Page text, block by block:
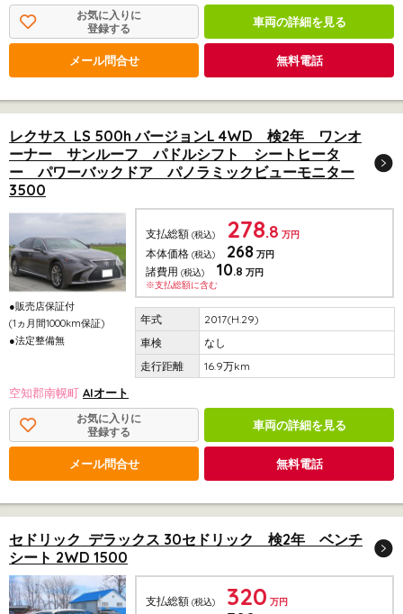
お気に入りに
登録する
車両の詳細を見る
メール問合せ 無料電話
レクサス LS 500h バージョンL 4WD 検2年 ワンオ
ーナー サンルーフ パドルシフト シートヒータ
ー パワーバックドア パノラミックビューモニター
3500
●販売店保証付
(1ヵ月間1000km保証)
●法定整備無
支払総額 (税込) 278.8 万円
本体価格 (税込) 268 万円
諸費用 (税込) 10.8 万円
※支払総額に含む
2017(H.29)
なし
16.9万km
空知郡南幌町 AIオート
お気に入りに
登録する
車両の詳細を見る
メール問合せ 無料電話
セドリック デラックス 30セドリック 検2年 ベンチ
シート 2WD 1500
支払総額 (税込) 320 万円